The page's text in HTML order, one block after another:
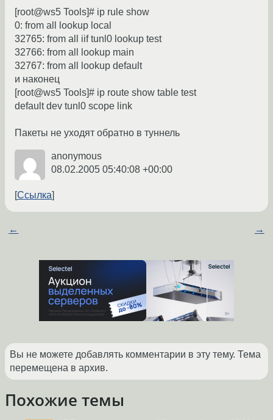
[root@ws5 Tools]# ip rule show
0: from all lookup local
32765: from all iif tunl0 lookup test
32766: from all lookup main
32767: from all lookup default
и наконец
[root@ws5 Tools]# ip route show table test
default dev tunl0 scope link
Пакеты не уходят обратно в туннель
anonymous
08.02.2005 05:40:08 +00:00
Ссылка
← →
Вы не можете добавлять комментарии в эту тему. Тема
перемещена в архив.
Похожие темы